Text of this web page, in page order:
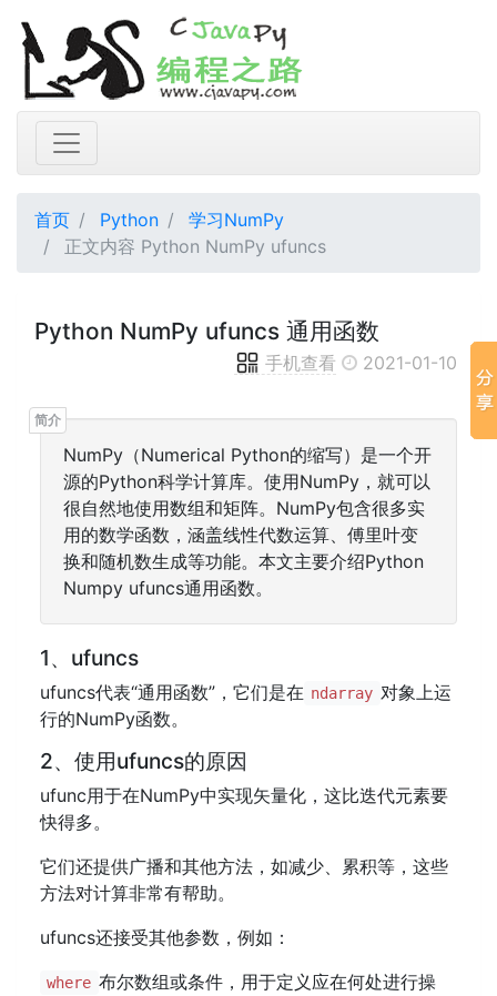
首页 Python
学习NumPy
正文内容 Python NumPy ufuncs
Python NumPy ufuncs 通用函数
手机查看 2021-01-10
NumPy（Numerical Python的缩写）是一个开
源的Python科学计算库。使用NumPy，就可以
很自然地使用数组和矩阵。NumPy包含很多实
用的数学函数，涵盖线性代数运算、傅里叶变
换和随机数生成等功能。本文主要介绍Python
Numpy ufuncs通用函数。
1、ufuncs
ufuncs代表“通用函数”，它们是在 ndarray 对象上运
行的NumPy函数。
2、使用ufuncs的原因
ufunc用于在NumPy中实现矢量化，这比迭代元素要
快得多。
它们还提供广播和其他方法，如减少、累积等，这些
方法对计算非常有帮助。
ufuncs还接受其他参数，例如：
where 布尔数组或条件，用于定义应在何处进行操